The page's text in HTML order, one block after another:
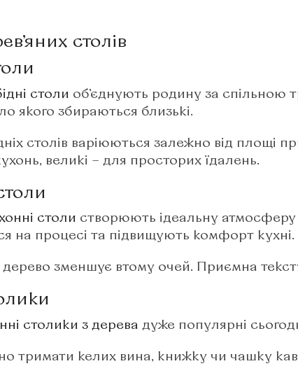
столів
столи об’єднують родину за спільною
якого збираються близькі.​
столів варіюються залежно від площі
великі – для просторих їдалень.​
столи створюють ідеальну
на процесі та підвищують комфорт кухні.​
зменшує втому очей. Приємна
столики з дерева дуже популярні
тримати келих вина, книжку чи чашку